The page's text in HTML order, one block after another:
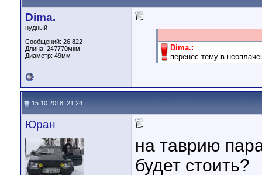
Dima.
нудный
Сообщений: 26,822
Длина: 247770мкм
Диаметр: 49мм
Dima.:
перенёс тему в
15.10.2018, 21:24
Юран
на таврию
будет стоить?